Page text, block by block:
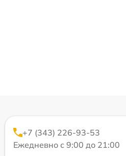
+7 (343) 226-93-53
Ежедневно с 9:00 до 21:00